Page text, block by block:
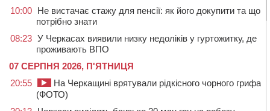
10:00 Не вистачає стажу для пенсії: як його докупити та що
потрібно знати
08:23 У Черкасах виявили низку недоліків у гуртожитку, де
проживають ВПО
07 СЕРПНЯ 2026, П'ЯТНИЦЯ
20:55
На Черкащині врятували рідкісного чорного грифа
(ФОТО)